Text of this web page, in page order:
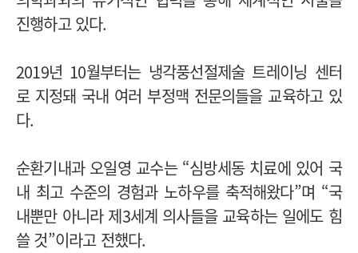
진행하고 있다.
2019년 10월부터는 냉각풍선절제술 트레이닝 센터
로 지정돼 국내 여러 부정맥 전문의들을 교육하고 있
다.
순환기내과 오일영 교수는 “심방세동 치료에 있어 국
내 최고 수준의 경험과 노하우를 축적해왔다”며 “국
내뿐만 아니라 제3세계 의사들을 교육하는 일에도 힘
쓸 것”이라고 전했다.